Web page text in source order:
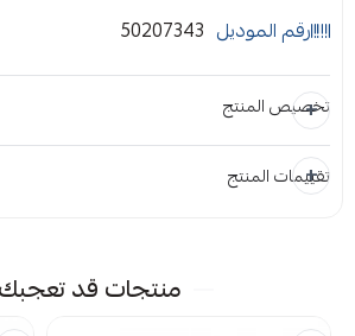
رقم الموديل 50207343
تخصيص المنتج
المرفقات
تقييمات المنتج
منتجات قد تعجبك